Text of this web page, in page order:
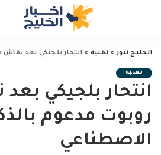
الخليج نيوز> تقنية > انتحار بلجيكي بعد نقاش مع
تقنية
انتحار بلجيكي
روبوت مدعوم
الاصطناعي